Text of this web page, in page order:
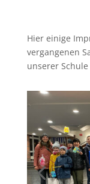
Hier einige
vergangenen
unserer